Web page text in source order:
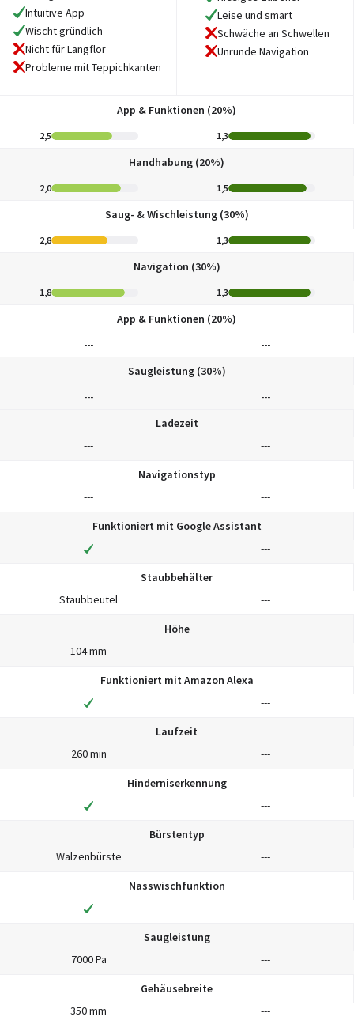
Intuitive App
Wischt gründlich
Nicht für Langflor
Probleme mit Teppichkanten
Leise und smart
Schwäche an Schwellen
Unrunde Navigation
App & Funktionen (20%)
2,5 1,3
Handhabung (20%)
2,0 1,5
Saug- & Wischleistung (30%)
2,8 1,3
Navigation (30%)
1,8 1,3
App & Funktionen (20%)
--- ---
Saugleistung (30%)
--- ---
Ladezeit
---
---
Navigationstyp
---
---
Funktioniert mit Google Assistant
---
Staubbehälter
Staubbeutel
---
Höhe
104 mm
---
Funktioniert mit Amazon Alexa
---
Laufzeit
260 min
---
Hinderniserkennung
---
Bürstentyp
Walzenbürste
---
Nasswischfunktion
---
Saugleistung
7000 Pa
---
Gehäusebreite
350 mm
---